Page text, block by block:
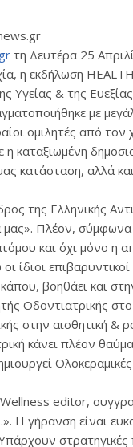
τη Δευτέρα 25
η εκδήλωση
& της
με
ομιλητές από τον
καταξιωμένη
κατάσταση, αλλά
της Ελληνικής
μας». Πλέον,
και όχι μόνο
ίδιοι
βοηθάει και
Οδοντιατρικής
στην
κάνει πλέον
editor,
Η γήρανση είναι